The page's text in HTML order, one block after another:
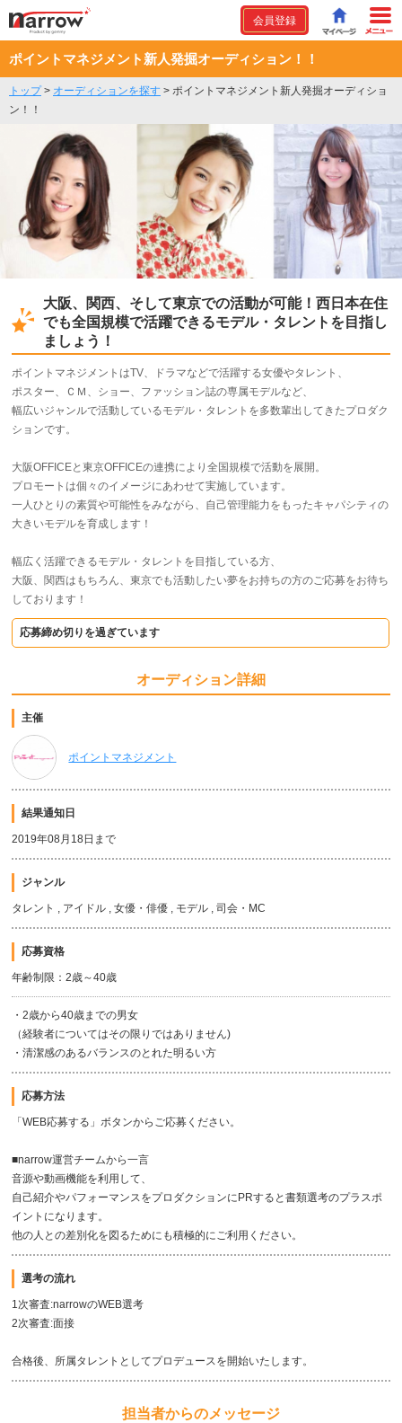
会員登録
ポイントマネジメント新人発掘オーディション！！
トップ> オーディションを探す > ポイントマネジメント新人発掘オーディショ
ン！！
大阪、関西、そして東京での活動が可能！西日本在住
でも全国規模で活躍できるモデル・タレントを目指し
ましょう！
ポイントマネジメントはTV、ドラマなどで活躍する女優やタレント、
ポスター、ＣＭ、ショー、ファッション誌の専属モデルなど、
幅広いジャンルで活動しているモデル・タレントを多数輩出してきたプロダク
ションです。
大阪OFFICEと東京OFFICEの連携により全国規模で活動を展開。
プロモートは個々のイメージにあわせて実施しています。
一人ひとりの素質や可能性をみながら、自己管理能力をもったキャパシティの
大きいモデルを育成します！
幅広く活躍できるモデル・タレントを目指している方、
大阪、関西はもちろん、東京でも活動したい夢をお持ちの方のご応募をお待ち
しております！
応募締め切りを過ぎています
オーディション詳細
主催
ポイントマネジメント
結果通知日
2019年08月18日まで
ジャンル
タレント , アイドル , 女優・俳優 , モデル , 司会・MC
応募資格
年齢制限：2歳～40歳
・2歳から40歳までの男女
（経験者についてはその限りではありません)
・清潔感のあるバランスのとれた明るい方
応募方法
「WEB応募する」ボタンからご応募ください。
■narrow運営チームから一言
音源や動画機能を利用して、
自己紹介やパフォーマンスをプロダクションにPRすると書類選考のプラスポ
イントになります。
他の人との差別化を図るためにも積極的にご利用ください。
選考の流れ
1次審査:narrowのWEB選考
2次審査:面接
合格後、所属タレントとしてプロデュースを開始いたします。
担当者からのメッセージ